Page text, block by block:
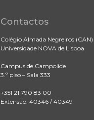
Contactos
Colégio Almada Negreiros (CAN)
Universidade NOVA de Lisboa
Campus de Campolide
3.º piso – Sala 333
+351 21 790 83 00
Extensão: 40346 / 40349